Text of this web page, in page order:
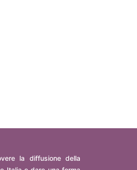
la diffusione della